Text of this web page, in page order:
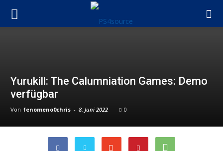
Yurukill: The Calumniation Games: Demo
verfügbar
Von fenomeno0chris - 8. Juni 2022 0